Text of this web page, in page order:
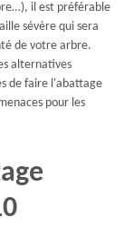
il est préférable
sévère qui sera
de votre arbre.
alternatives
de faire l'abattage
pour les